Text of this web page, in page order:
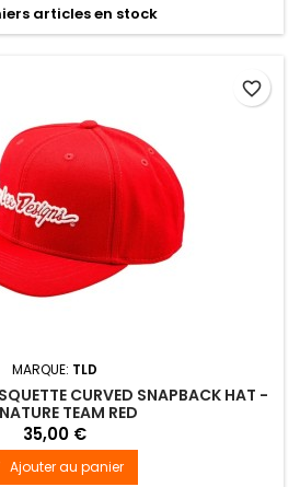
articles en stock
MARQUE: TLD
CURVED SNAPBACK HAT -
TEAM RED
35,00 €
Ajouter au panier
favorite_border